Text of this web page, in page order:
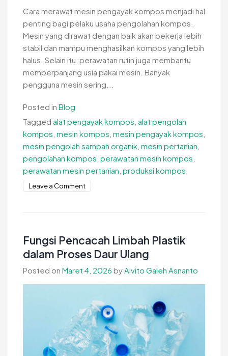
Cara merawat mesin pengayak kompos menjadi hal
penting bagi pelaku usaha pengolahan kompos.
Mesin yang dirawat dengan baik akan bekerja lebih
stabil dan mampu menghasilkan kompos yang lebih
halus. Selain itu, perawatan rutin juga membantu
memperpanjang usia pakai mesin. Banyak
pengguna mesin sering...
Posted in Blog
Tagged alat pengayak kompos alat pengolah
kompos mesin kompos mesin pengayak kompos
mesin pengolah sampah organik mesin pertanian
pengolahan kompos perawatan mesin kompos
perawatan mesin pertanian produksi kompos
Leave a Commenton
Kompos
Agar
Tetap
Awet
Fungsi Pencacah Limbah Plastik
dalam Proses Daur Ulang
Posted on Maret 4, 2026 by Alvito Galeh Asnanto